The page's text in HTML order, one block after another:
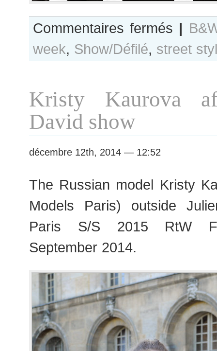
Commentaires fermés sur
B&W
Day
#198
2015
RtW
|
week, Show/Défilé, street
Kristy Kaurova
David show
décembre 12th, 2014 — 12:52
The Russian model Kristy
Models Paris) outside
Paris S/S 2015 RtW
September 2014.